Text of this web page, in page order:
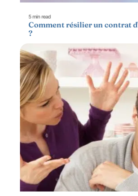
5 min read
Comment résilier un contrat
?